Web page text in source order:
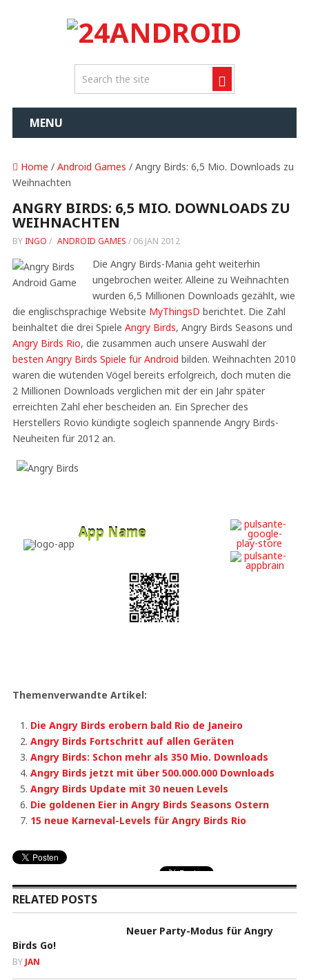
MENU
Home / Android Games / Angry Birds: 6,5 Mio. Downloads zu
Weihnachten
ANGRY BIRDS: 6,5 MIO. DOWNLOADS ZU
WEIHNACHTEN
BY INGO / ANDROID GAMES / 06 JAN 2012
Die Angry Birds-Mania geht weiterhin
ungebrochen weiter. Alleine zu Weihnachten
wurden 6,5 Millionen Downloads gezählt, wie
die englischsprachige Website MyThingsD berichtet. Die Zahl
beinhaltet die drei Spiele Angry Birds, Angry Birds Seasons und
Angry Birds Rio, die zusammen auch unsere Auswahl der
besten Angry Birds Spiele für Android bilden. Weihnachten 2010
waren die wütenden Vögel bereits erfolgreich, doch muten die
2 Millionen Downloads verglichen mit der ein Jahr später
erreichten Zahl eher bescheiden an. Ein Sprecher des
Herstellers Rovio kündigte sogleich spannende Angry Birds-
Neuheiten für 2012 an.
App Name
Themenverwandte Artikel:
Die Angry Birds erobern bald Rio de Janeiro
Angry Birds Fortschritt auf allen Geräten
Angry Birds: Schon mehr als 350 Mio. Downloads
Angry Birds jetzt mit über 500.000.000 Downloads
Angry Birds Update mit 30 neuen Levels
Die goldenen Eier in Angry Birds Seasons Ostern
15 neue Karneval-Levels für Angry Birds Rio
RELATED POSTS
Neuer Party-Modus für Angry
Birds Go!
BY JAN